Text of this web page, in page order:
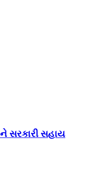
સરકારી સહાય